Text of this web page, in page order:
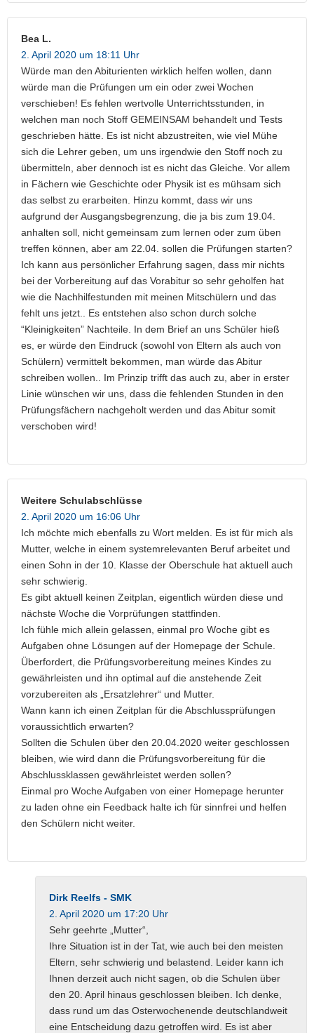
Bea L.
2. April 2020 um 18:11 Uhr
Würde man den Abiturienten wirklich helfen wollen, dann
würde man die Prüfungen um ein oder zwei Wochen
verschieben! Es fehlen wertvolle Unterrichtsstunden, in
welchen man noch Stoff GEMEINSAM behandelt und Tests
geschrieben hätte. Es ist nicht abzustreiten, wie viel Mühe
sich die Lehrer geben, um uns irgendwie den Stoff noch zu
übermitteln, aber dennoch ist es nicht das Gleiche. Vor allem
in Fächern wie Geschichte oder Physik ist es mühsam sich
das selbst zu erarbeiten. Hinzu kommt, dass wir uns
aufgrund der Ausgangsbegrenzung, die ja bis zum 19.04.
anhalten soll, nicht gemeinsam zum lernen oder zum üben
treffen können, aber am 22.04. sollen die Prüfungen starten?
Ich kann aus persönlicher Erfahrung sagen, dass mir nichts
bei der Vorbereitung auf das Vorabitur so sehr geholfen hat
wie die Nachhilfestunden mit meinen Mitschülern und das
fehlt uns jetzt.. Es entstehen also schon durch solche
“Kleinigkeiten” Nachteile. In dem Brief an uns Schüler hieß
es, er würde den Eindruck (sowohl von Eltern als auch von
Schülern) vermittelt bekommen, man würde das Abitur
schreiben wollen.. Im Prinzip trifft das auch zu, aber in erster
Linie wünschen wir uns, dass die fehlenden Stunden in den
Prüfungsfächern nachgeholt werden und das Abitur somit
verschoben wird!
Weitere Schulabschlüsse
2. April 2020 um 16:06 Uhr
Ich möchte mich ebenfalls zu Wort melden. Es ist für mich als
Mutter, welche in einem systemrelevanten Beruf arbeitet und
einen Sohn in der 10. Klasse der Oberschule hat aktuell auch
sehr schwierig.
Es gibt aktuell keinen Zeitplan, eigentlich würden diese und
nächste Woche die Vorprüfungen stattfinden.
Ich fühle mich allein gelassen, einmal pro Woche gibt es
Aufgaben ohne Lösungen auf der Homepage der Schule.
Überfordert, die Prüfungsvorbereitung meines Kindes zu
gewährleisten und ihn optimal auf die anstehende Zeit
vorzubereiten als „Ersatzlehrer“ und Mutter.
Wann kann ich einen Zeitplan für die Abschlussprüfungen
voraussichtlich erwarten?
Sollten die Schulen über den 20.04.2020 weiter geschlossen
bleiben, wie wird dann die Prüfungsvorbereitung für die
Abschlussklassen gewährleistet werden sollen?
Einmal pro Woche Aufgaben von einer Homepage herunter
zu laden ohne ein Feedback halte ich für sinnfrei und helfen
den Schülern nicht weiter.
Dirk Reelfs - SMK
2. April 2020 um 17:20 Uhr
Sehr geehrte „Mutter“,
Ihre Situation ist in der Tat, wie auch bei den meisten
Eltern, sehr schwierig und belastend. Leider kann ich
Ihnen derzeit auch nicht sagen, ob die Schulen über
den 20. April hinaus geschlossen bleiben. Ich denke,
dass rund um das Osterwochenende deutschlandweit
eine Entscheidung dazu getroffen wird. Es ist aber